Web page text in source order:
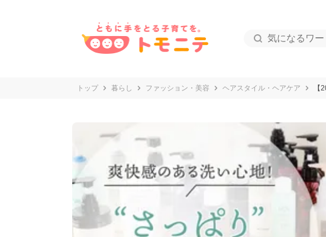
トップ 暮らし ファッション・美容 ヘアスタイル・ヘアケア 【